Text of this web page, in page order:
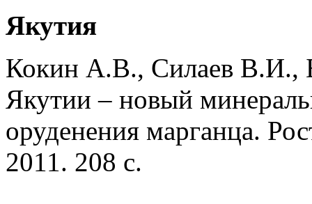
Якутия
Кокин А.В., Силаев В.И.,
Якутии – новый
оруденения марганца.
2011. 208 с.